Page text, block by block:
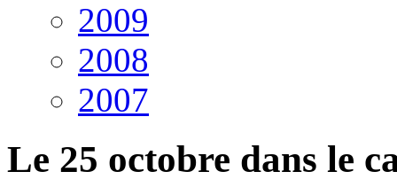
2009
2008
2007
Le 25 octobre dans le